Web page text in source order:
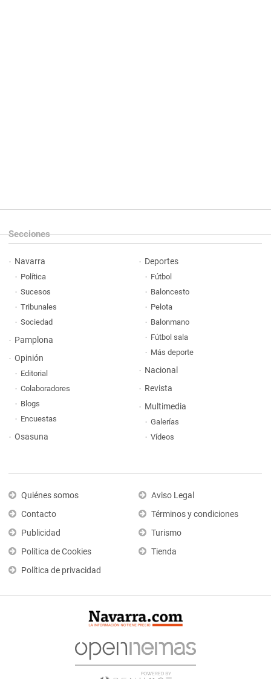
Secciones
Navarra
Política
Sucesos
Tribunales
Sociedad
Pamplona
Opinión
Editorial
Colaboradores
Blogs
Encuestas
Osasuna
Deportes
Fútbol
Baloncesto
Pelota
Balonmano
Fútbol sala
Más deporte
Nacional
Revista
Multimedia
Galerías
Vídeos
Quiénes somos
Contacto
Publicidad
Política de Cookies
Política de privacidad
Aviso Legal
Términos y condiciones
Turismo
Tienda